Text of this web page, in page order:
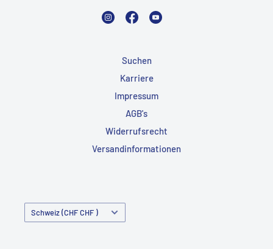
InstagramFacebook
Suchen
Karriere
Impressum
AGB's
Widerrufsrecht
Versandinformationen
Land/Region Schweiz (CHF CHF )